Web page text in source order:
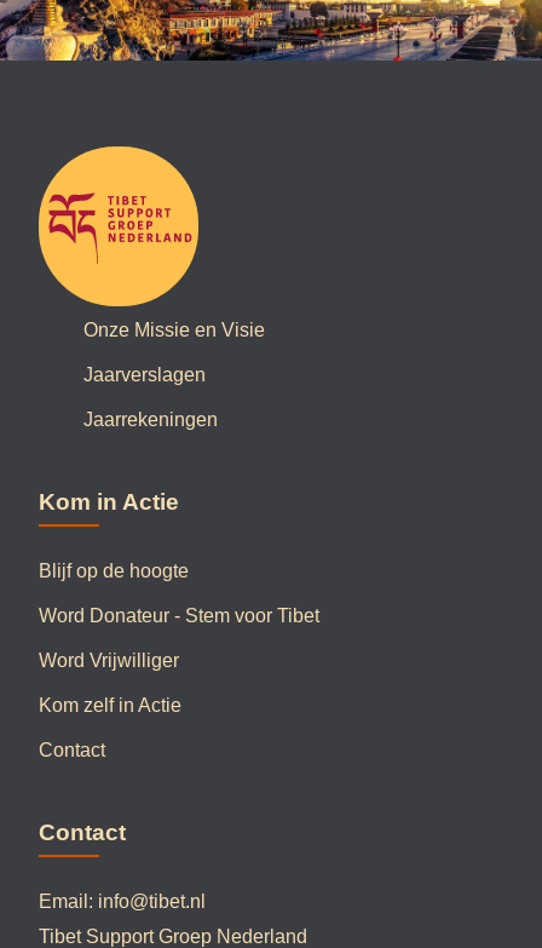
Onze Missie en Visie
Jaarverslagen
Jaarrekeningen
Kom in Actie
Blijf op de hoogte
Word Donateur - Stem voor Tibet
Word Vrijwilliger
Kom zelf in Actie
Contact
Contact
Email: info@tibet.nl
Tibet Support Groep Nederland